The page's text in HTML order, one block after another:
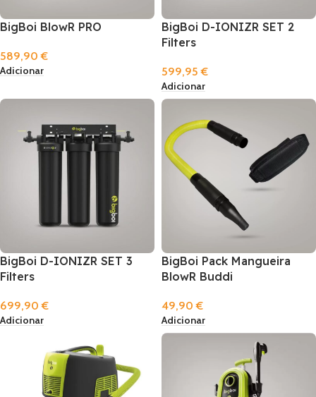
BigBoi BlowR PRO
589,90€
Adicionar
BigBoi D-IONIZR SET 2
Filters
599,95€
Adicionar
BigBoi D-IONIZR SET 3
Filters
699,90€
Adicionar
BigBoi Pack Mangueira
BlowR Buddi
49,90€
Adicionar